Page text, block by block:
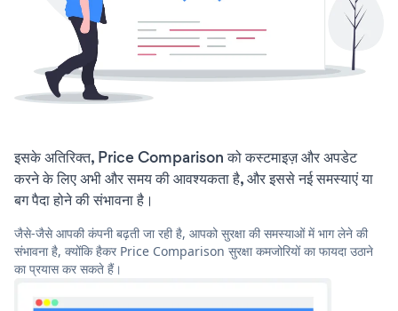
इसके अतिरिक्त, Price Comparison को कस्टमाइज़ और अपडेट
करने के लिए अभी और समय की आवश्यकता है, और इससे नई समस्याएं या
बग पैदा होने की संभावना है।
जैसे-जैसे आपकी कंपनी बढ़ती जा रही है, आपको सुरक्षा की समस्याओं में भाग लेने की
संभावना है, क्योंकि हैकर Price Comparison सुरक्षा कमजोरियों का फायदा उठाने
का प्रयास कर सकते हैं।